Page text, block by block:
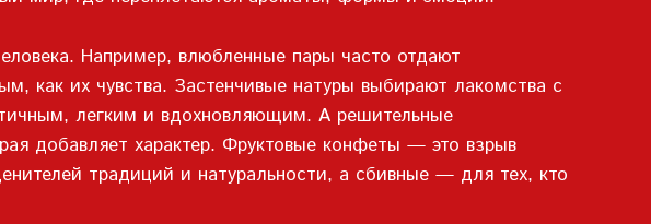
Например, влюбленные пары часто отдают
как их чувства. Застенчивые натуры выбирают лакомства с
легким и вдохновляющим. А решительные
добавляет характер. Фруктовые конфеты — это взрыв
традиций и натуральности, а сбивные — для тех, кто